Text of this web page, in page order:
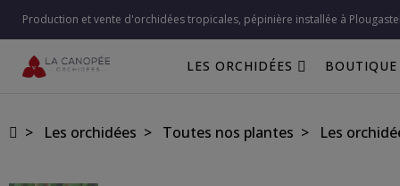
Production et vente d'orchidées tropicales, pépinière installée à
LES ORCHIDÉES BOUTIQUE
Les orchidées Toutes nos plantes Les